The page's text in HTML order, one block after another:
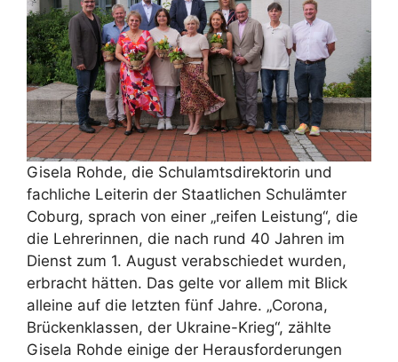
Gisela Rohde, die Schulamtsdirektorin und
fachliche Leiterin der Staatlichen Schulämter
Coburg, sprach von einer „reifen Leistung“, die
die Lehrerinnen, die nach rund 40 Jahren im
Dienst zum 1. August verabschiedet wurden,
erbracht hätten. Das gelte vor allem mit Blick
alleine auf die letzten fünf Jahre. „Corona,
Brückenklassen, der Ukraine-Krieg“, zählte
Gisela Rohde einige der Herausforderungen